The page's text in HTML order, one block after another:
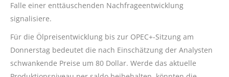
Falle einer enttäuschenden Nachfrageentwicklung
signalisiere.
Für die Ölpreisentwicklung bis zur OPEC+-Sitzung am
Donnerstag bedeutet die nach Einschätzung der Analysten
schwankende Preise um 80 Dollar. Werde das aktuelle